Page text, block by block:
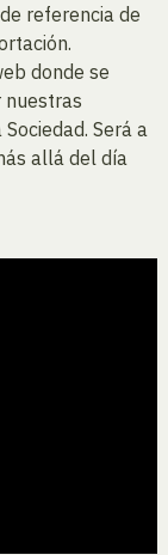
referencia de
donde se
Será a
allá del día